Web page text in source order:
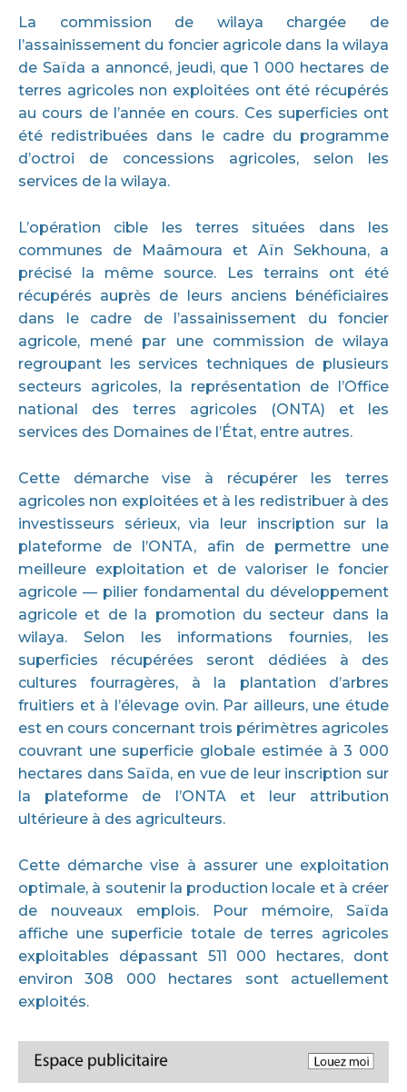
La commission de wilaya chargée de
l’assainissement du foncier agricole dans la wilaya
de Saïda a annoncé, jeudi, que 1 000 hectares de
terres agricoles non exploitées ont été récupérés
au cours de l’année en cours. Ces superficies ont
été redistribuées dans le cadre du programme
d’octroi de concessions agricoles, selon les
services de la wilaya.
L’opération cible les terres situées dans les
communes de Maâmoura et Aïn Sekhouna, a
précisé la même source. Les terrains ont été
récupérés auprès de leurs anciens bénéficiaires
dans le cadre de l’assainissement du foncier
agricole, mené par une commission de wilaya
regroupant les services techniques de plusieurs
secteurs agricoles, la représentation de l’Office
national des terres agricoles (ONTA) et les
services des Domaines de l’État, entre autres.
Cette démarche vise à récupérer les terres
agricoles non exploitées et à les redistribuer à des
investisseurs sérieux, via leur inscription sur la
plateforme de l’ONTA, afin de permettre une
meilleure exploitation et de valoriser le foncier
agricole — pilier fondamental du développement
agricole et de la promotion du secteur dans la
wilaya. Selon les informations fournies, les
superficies récupérées seront dédiées à des
cultures fourragères, à la plantation d’arbres
fruitiers et à l’élevage ovin. Par ailleurs, une étude
est en cours concernant trois périmètres agricoles
couvrant une superficie globale estimée à 3 000
hectares dans Saïda, en vue de leur inscription sur
la plateforme de l’ONTA et leur attribution
ultérieure à des agriculteurs.
Cette démarche vise à assurer une exploitation
optimale, à soutenir la production locale et à créer
de nouveaux emplois. Pour mémoire, Saïda
affiche une superficie totale de terres agricoles
exploitables dépassant 511 000 hectares, dont
environ 308 000 hectares sont actuellement
exploités.